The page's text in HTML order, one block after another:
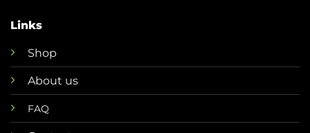
Links
Shop
About us
FAQ